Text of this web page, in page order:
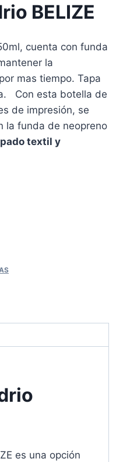
BELIZE
cuenta con funda
la
mas tiempo. Tapa
Con esta botella de
de impresión, se
la funda de neopreno
textil y
es una opción